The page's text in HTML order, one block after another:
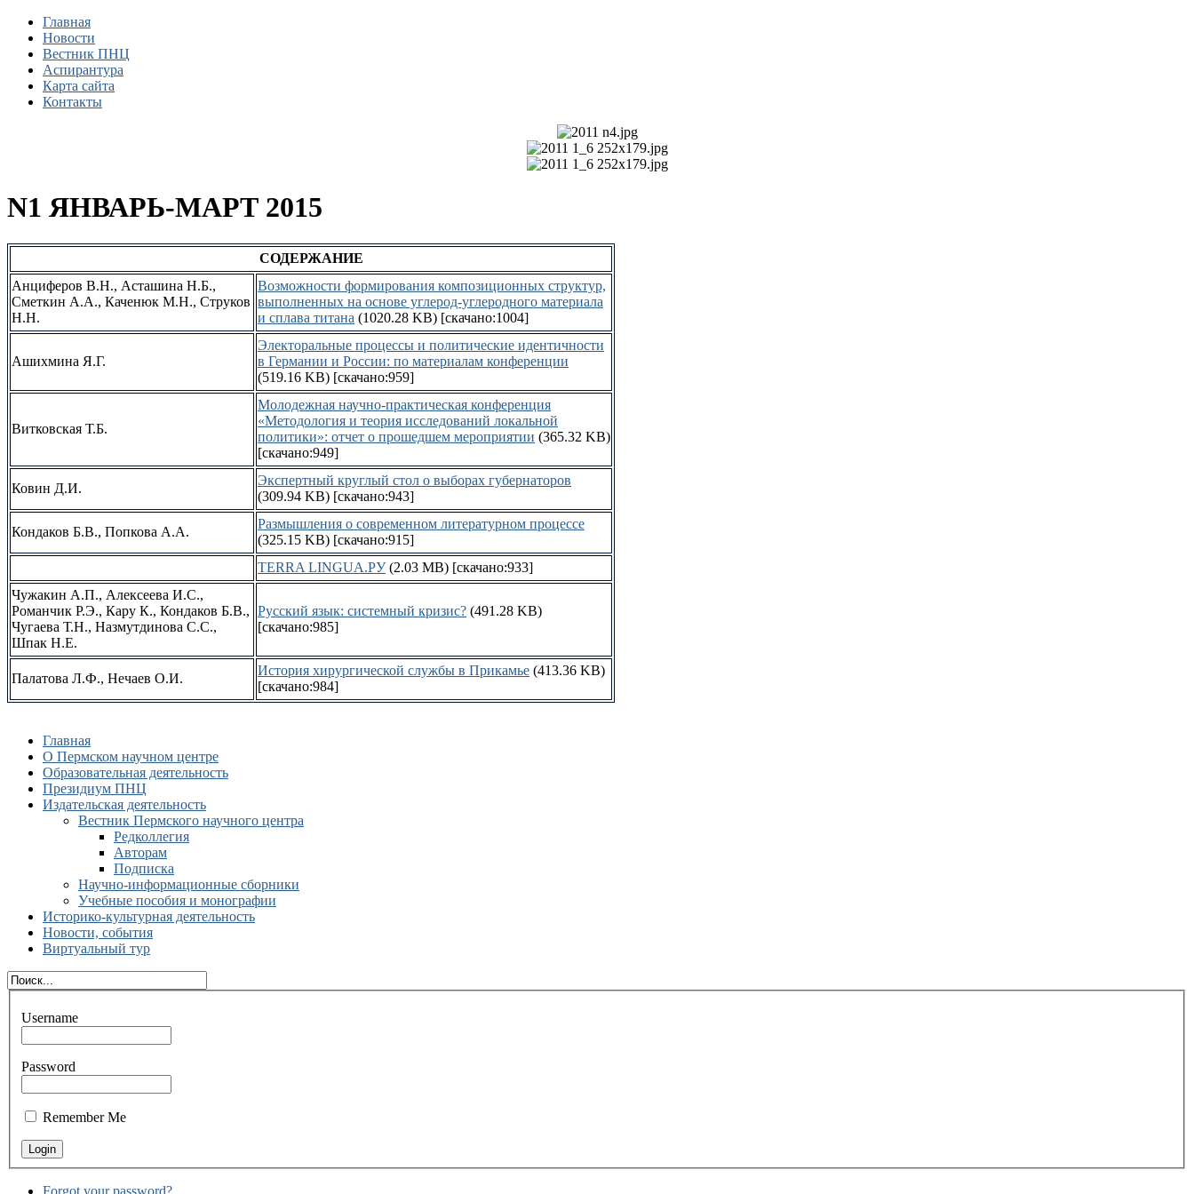
Главная
Новости
Вестник ПНЦ
Аспирантура
Карта сайта
Контакты
N1 ЯНВАРЬ-МАРТ 2015
СОДЕРЖАНИЕ
Анциферов В.Н., Асташина Н.Б.,
Сметкин А.А., Каченюк М.Н., Струков
Н.Н.
Возможности формирования композиционных структур,
выполненных на основе углерод-углеродного материала
и сплава титана (1020.28 KB) [скачано:1004]
Ашихмина Я.Г.
Электоральные процессы и политические идентичности
в Германии и России: по материалам конференции
(519.16 KB) [скачано:959]
Витковская Т.Б.
Молодежная научно-практическая конференция
«Методология и теория исследований локальной
политики»: отчет о прошедшем мероприятии (365.32 KB)
[скачано:949]
Ковин Д.И.
Экспертный круглый стол о выборах губернаторов
(309.94 KB) [скачано:943]
Кондаков Б.В., Попкова А.А.
Размышления о современном литературном процессе
(325.15 KB) [скачано:915]
TERRA LINGUA.РУ(2.03 MB) [скачано:933]
Чужакин А.П., Алексеева И.С.,
Романчик Р.Э., Кару К., Кондаков Б.В.,
Чугаева Т.Н., Назмутдинова С.С.,
Шпак Н.Е.
Русский язык: системный кризис? (491.28 KB)
[скачано:985]
Палатова Л.Ф., Нечаев О.И.
История хирургической службы в Прикамье (413.36 KB)
[скачано:984]
Главная
О Пермском научном центре
Образовательная деятельность
Президиум ПНЦ
Издательская деятельность
Вестник Пермского научного центра
Редколлегия
Авторам
Подписка
Научно-информационные сборники
Учебные пособия и монографии
Историко-культурная деятельность
Новости, события
Виртуальный тур
Username
Password
Remember Me